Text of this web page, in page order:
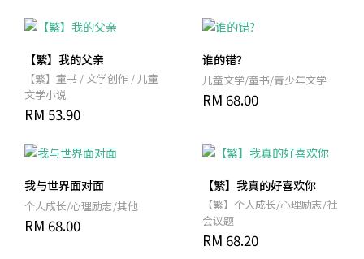
【繁】我的父亲
【繁】童书 / 文学创作 / 儿童
文学小说
RM 53.90
谁的错？
儿童文学/童书/青少年文学
RM 68.00
我与世界面对面
个人成长/心理励志/其他
RM 68.00
【繁】我真的好喜欢你
【繁】个人成长/心理励志/社
会议题
RM 68.20